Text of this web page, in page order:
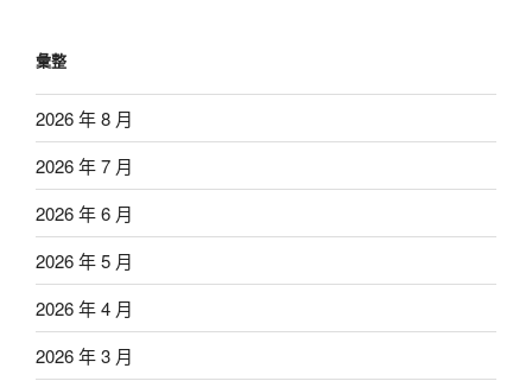
彙整
2026 年 8 月
2026 年 7 月
2026 年 6 月
2026 年 5 月
2026 年 4 月
2026 年 3 月